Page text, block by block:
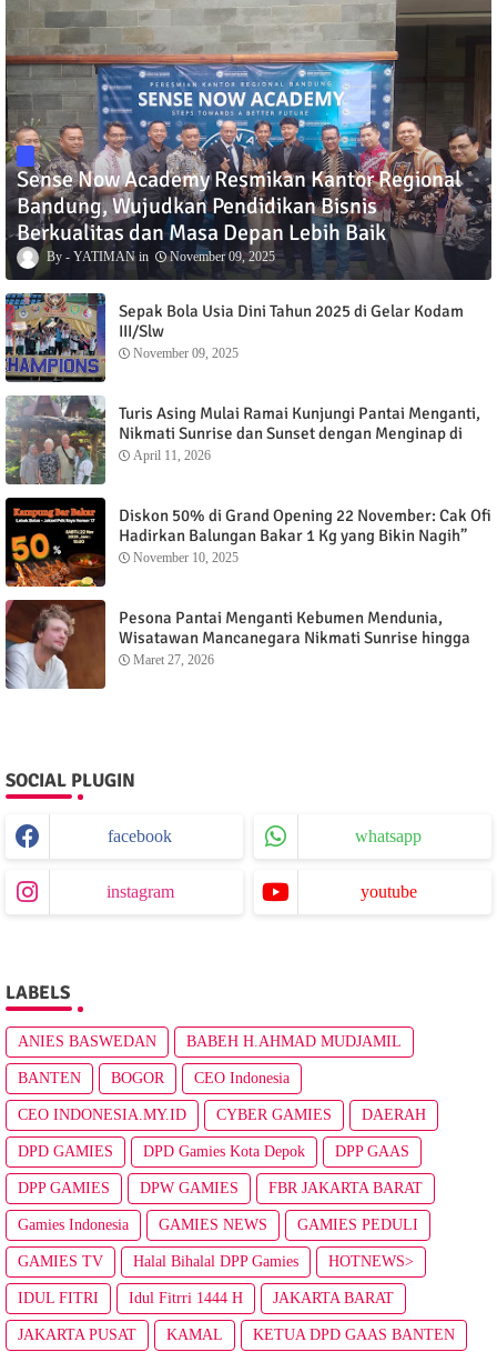
Sense Now Academy Resmikan Kantor Regional
Bandung, Wujudkan Pendidikan Bisnis
Berkualitas dan Masa Depan Lebih Baik
YATIMAN November 09, 2025
Sepak Bola Usia Dini Tahun 2025 di Gelar Kodam
III/Slw
November 09, 2025
Turis Asing Mulai Ramai Kunjungi Pantai Menganti,
Nikmati Sunrise dan Sunset dengan Menginap di
Menganti Cottage
April 11, 2026
Diskon 50% di Grand Opening 22 November: Cak Ofi
Hadirkan Balungan Bakar 1 Kg yang Bikin Nagih”
November 10, 2025
Pesona Pantai Menganti Kebumen Mendunia,
Wisatawan Mancanegara Nikmati Sunrise hingga
Sunset dari Menganti Cottage
Maret 27, 2026
SOCIAL PLUGIN
facebook whatsapp
instagram youtube
LABELS
ANIES BASWEDAN BABEH H.AHMAD MUDJAMIL
BANTEN BOGOR CEO Indonesia
CEO INDONESIA.MY.ID CYBER GAMIES DAERAH
DPD GAMIES DPD Gamies Kota Depok DPP GAAS
DPP GAMIES DPW GAMIES FBR JAKARTA BARAT
Gamies Indonesia GAMIES NEWS GAMIES PEDULI
GAMIES TV Halal Bihalal DPP Gamies HOTNEWS>
IDUL FITRI Idul Fitrri 1444 H JAKARTA BARAT
JAKARTA PUSAT KAMAL KETUA DPD GAAS BANTEN